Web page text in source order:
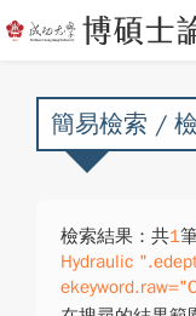
簡易檢索 /
檢索結果：共1
Hydraulic